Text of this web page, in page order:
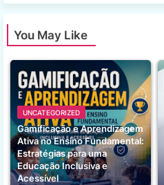
You May Like
UNCATEGORIZED
Gamificação e Aprendizagem
Ativa no Ensino Fundamental:
Estratégias para uma
Educação Inclusiva e
Acessível